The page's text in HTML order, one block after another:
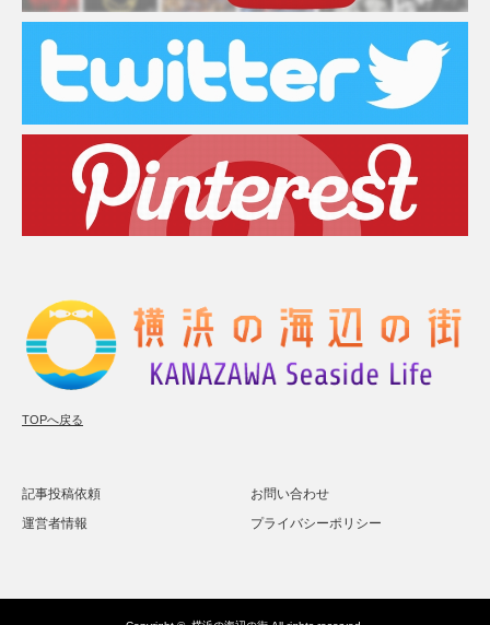
TOPへ戻る
記事投稿依頼
お問い合わせ
運営者情報
プライバシーポリシー